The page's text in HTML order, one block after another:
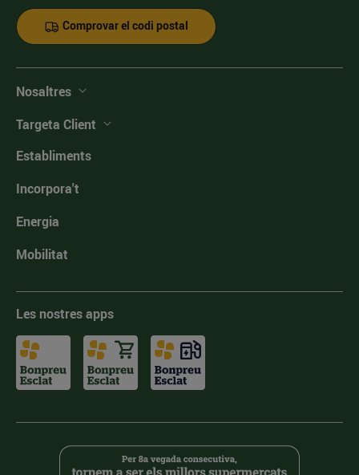
Comprovar el codi postal
Nosaltres
Targeta Client
Establiments
Incorpora't
Energia
Mobilitat
Les nostres apps